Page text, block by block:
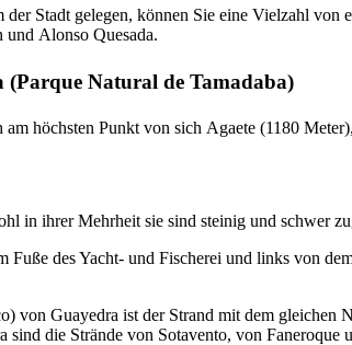
Stadt gelegen, können Sie eine Vielzahl
und Alonso Quesada.
(Parque Natural de Tamadaba)
am höchsten Punkt von sich Agaete (1180
in ihrer Mehrheit sie sind steinig und schwer
Fuße des Yacht- und Fischerei und links von
) von Guayedra ist der Strand mit dem gleichen
sind die Strände von Sotavento, von Faneroque